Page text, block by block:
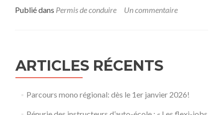
plus
1er
2026!
Publié dans Permis de conduire Un commentaire
ARTICLES RÉCENTS
Parcours mono régional: dès le 1er janvier 2026!